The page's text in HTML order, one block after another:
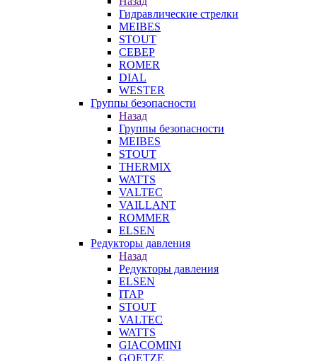
Гидравлические стрелки
MEIBES
STOUT
СЕВЕР
ROMER
DIAL
WESTER
Группы безопасности
Назад
Группы безопасности
MEIBES
STOUT
THERMIX
WATTS
VALTEC
VAILLANT
ROMMER
ELSEN
Редукторы давления
Назад
Редукторы давления
ELSEN
ITAP
STOUT
VALTEC
WATTS
GIACOMINI
GOETZE